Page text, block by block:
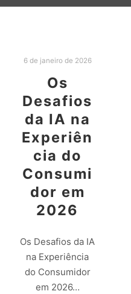
6 de janeiro de 2026
Os
Desafios
da IA na
Experiên
cia do
Consumi
dor em
2026
Os Desafios da IA
na Experiência
do Consumidor
em 2026…